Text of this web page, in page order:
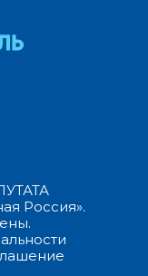
Россия».